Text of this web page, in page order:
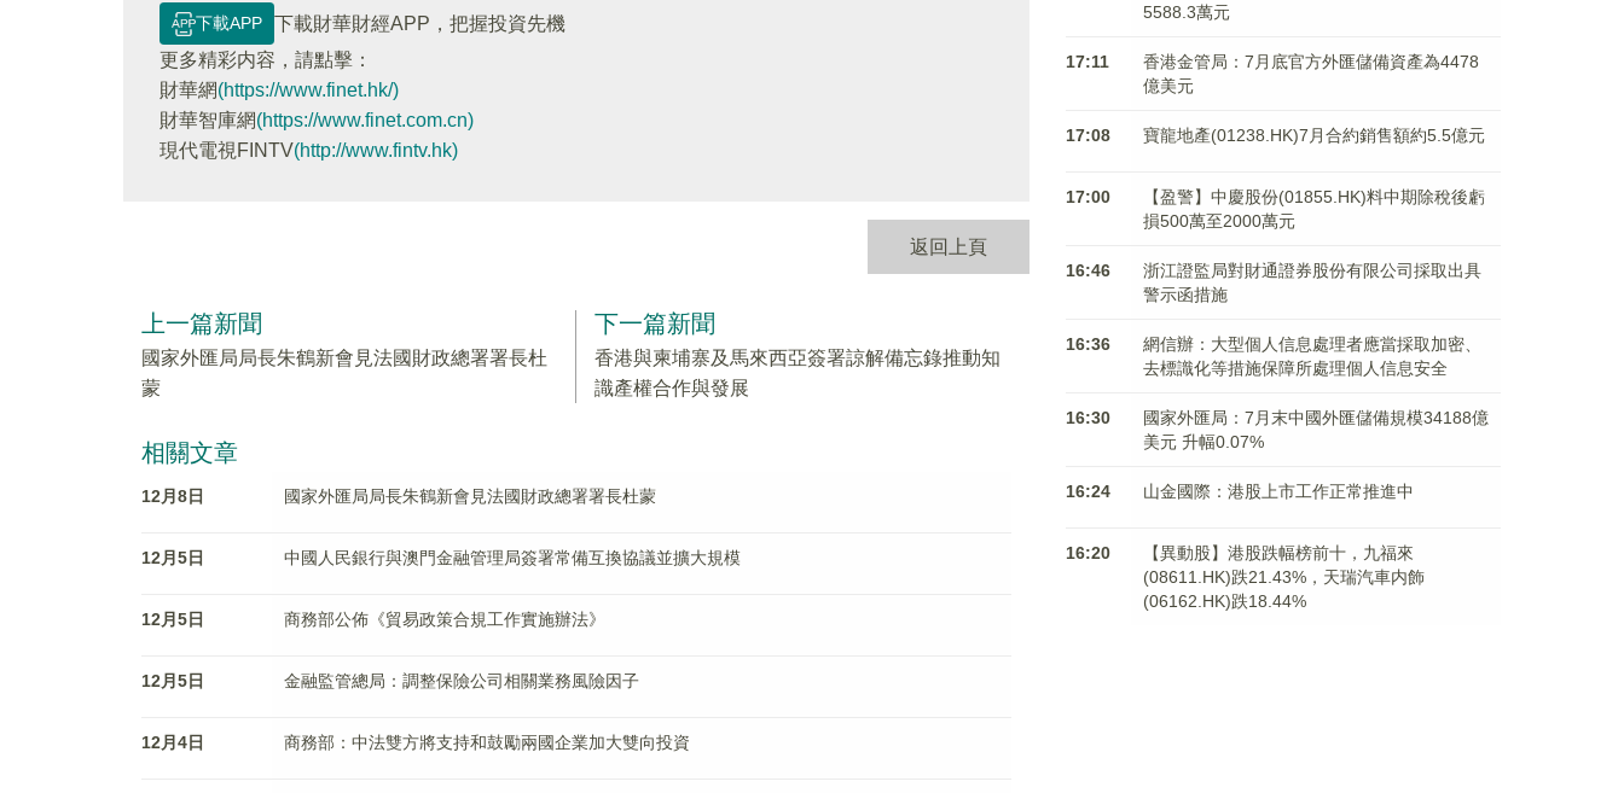
下載APP
下載財華財經APP，把握投資先機
更多精彩内容，請點擊：
財華網(https://www.finet.hk/)
財華智庫網(https://www.finet.com.cn)
現代電視FINTV(http://www.fintv.hk)
返回上頁
上一篇新聞
國家外匯局局長朱鶴新會見法國財政總署署長杜
蒙
下一篇新聞
香港與柬埔寨及馬來西亞簽署諒解備忘錄推動知
識產權合作與發展
相關文章
12月8日 國家外匯局局長朱鶴新會見法國財政總署署長杜蒙
12月5日 中國人民銀行與澳門金融管理局簽署常備互換協議並擴大規模
12月5日 商務部公佈《貿易政策合規工作實施辦法》
12月5日 金融監管總局：調整保險公司相關業務風險因子
12月4日 商務部：中法雙方將支持和鼓勵兩國企業加大雙向投資
5588.3萬元
17:11
香港金管局：7月底官方外匯儲備資產為4478
億美元
17:08 寶龍地產(01238.HK)7月合約銷售額約5.5億元
17:00
【盈警】中慶股份(01855.HK)料中期除稅後虧
損500萬至2000萬元
16:46
浙江證監局對財通證券股份有限公司採取出具
警示函措施
16:36
網信辦：大型個人信息處理者應當採取加密、
去標識化等措施保障所處理個人信息安全
16:30
國家外匯局：7月末中國外匯儲備規模34188億
美元 升幅0.07%
16:24 山金國際：港股上市工作正常推進中
16:20
【異動股】港股跌幅榜前十，九福來
(08611.HK)跌21.43%，天瑞汽車内飾
(06162.HK)跌18.44%